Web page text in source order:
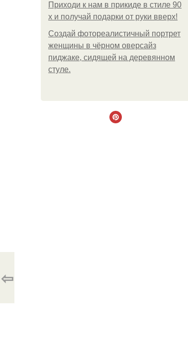
Приходи к нам в прикиде в стиле 90
х и получай подарки от руки вверх!
Создай фотореалистичный портрет
женщины в чёрном оверсайз
пиджаке, сидящей на деревянном
стуле.
⇦